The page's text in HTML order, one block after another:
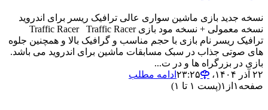
نسخه جدید بازی ماشین سواری عالی ترافیک ریسر برای اندروید
نسخه معمولی + نسخه مود بازی Traffic Racer Traffic Racer
ترافیک ریسر نام بازی با حجم مناسب و گرافیک بالا و همچنین جلوه
های صوتی جذاب در سبک مسابقات ماشین برای اندروید می باشد.
بازی در بزرگراه ها و در ت...
۲۲ آذر ۱۴۰۴،‏ ۲۳:۲۵
ادامه مطلب
صفحه ۱ از ۱(پست ۱ تا ۱)